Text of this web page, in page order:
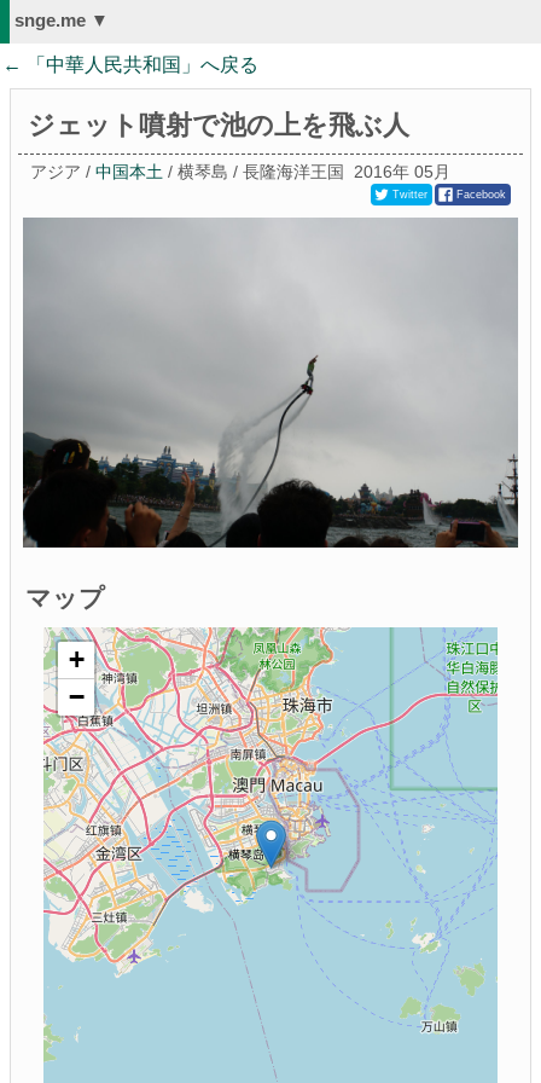
snge.me ▼
← 「 中華人民共和国 」へ戻る
ジェット噴射で池の上を飛ぶ人
アジア / 中国本土 / 横琴島 / 長隆海洋王国 2016年 05月
Twitter Facebook
マップ
+
−